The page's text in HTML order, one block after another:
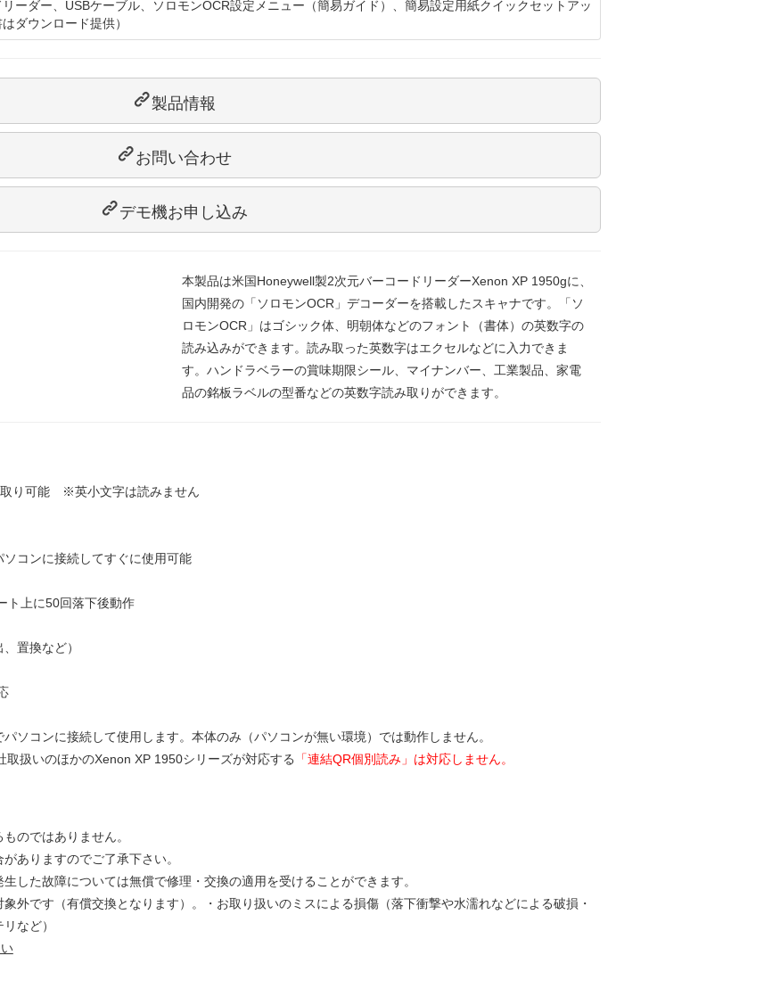
ーダー、USBケーブル、ソロモンOCR設定メニュー（簡易ガイド）、簡易設定用紙クイックセットアッ
ダウンロード提供）
製品情報
お問い合わせ
デモ機お申し込み
本製品は米国Honeywell製2次元バーコードリーダーXenon XP 1950gに、
国内開発の「ソロモンOCR」デコーダーを搭載したスキャナです。「ソ
ロモンOCR」はゴシック体、明朝体などのフォント（書体）の英数字の
読み込みができます。読み取った英数字はエクセルなどに入力できま
す。ハンドラベラーの賞味期限シール、マイナンバー、工業製品、家電
品の銘板ラベルの型番などの英数字読み取りができます。
取り可能 ※英小文字は読みません
コンに接続してすぐに使用可能
ト上に50回落下後動作
置換など）
ソコンに接続して使用します。本体のみ（パソコンが無い環境）では動作しません。
取扱いのほかのXenon XP 1950シリーズが対応する 「連結QR個別読み」は対応しません。
のではありません。
ありますのでご了承下さい。
した故障については無償で修理・交換の適用を受けることができます。
外です（有償交換となります）。・お取り扱いのミスによる損傷（落下衝撃や水濡れなどによる破損・
など）